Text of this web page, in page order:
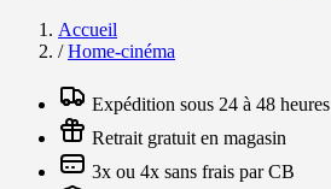
Accueil
/ Home-cinéma
Expédition sous 24 à 48 heures
Retrait gratuit en magasin
3x ou 4x sans frais par CB